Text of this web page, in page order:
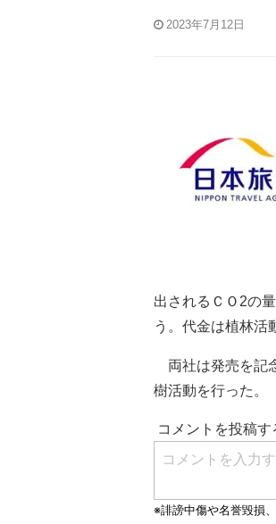
2023年7月12日
出されるＣＯ2の
う。代金は植林活
両社は発売を記
樹活動を行った。